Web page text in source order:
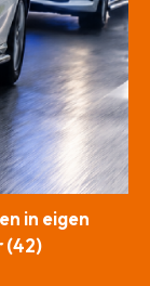
in eigen
(42)